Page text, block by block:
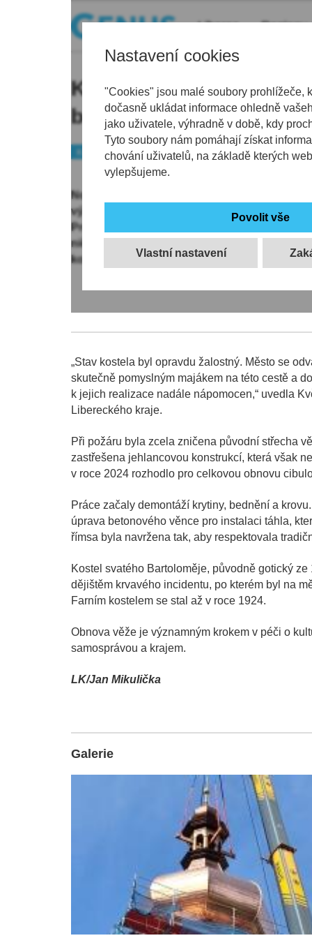
Nastavení cookies
"Cookies" jsou malé soubory prohlížeče,
dočasně ukládat informace ohledně
jako uživatele, výhradně v době, kdy
Tyto soubory nám pomáhají získat
chování uživatelů, na základě kterých
vylepšujeme.
Vlastní nastavení
Liberec Regiony
Kostel v Žandově
báň. Kraj pomohl
Kraj Peníze
Novým zastřešením se pyšní věž kostela
významné kulturní památky s bohatou historií
Projekt navrátil kostelu jeho původní
ničivém požáru v roce 1975. Na obnovu
korun.
„Stav kostela byl opravdu žalostný. Město se
skutečně pomyslným majákem na této cestě a
k jejich realizace nadále nápomocen,“ uvedla
Libereckého kraje.
Při požáru byla zcela zničena původní střecha
zastřešena jehlancovou konstrukcí, která však
v roce 2024 rozhodlo pro celkovou obnovu
Práce začaly demontáží krytiny, bednění a
úprava betonového věnce pro instalaci táhla,
římsa byla navržena tak, aby respektovala
Kostel svatého Bartoloměje, původně gotický
dějištěm krvavého incidentu, po kterém byl na
Farním kostelem se stal až v roce 1924.
Obnova věže je významným krokem v péči o
samosprávou a krajem.
LK/Jan Mikulička
Galerie